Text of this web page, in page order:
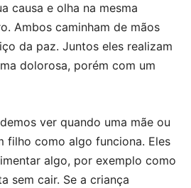
causa e olha na mesma
Ambos caminham de mãos
da paz. Juntos eles realizam
dolorosa, porém com um
ver quando uma mãe ou
filho como algo funciona. Eles
algo, por exemplo como
sem cair. Se a criança